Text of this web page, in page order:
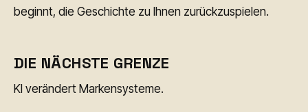
beginnt, die Geschichte zu Ihnen zurückzuspielen.
DIE NÄCHSTE GRENZE
KI verändert Markensysteme.